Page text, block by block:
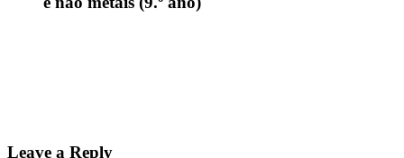
Leave a Reply